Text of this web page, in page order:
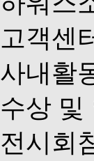
고객센
사내활
수상 및
전시회